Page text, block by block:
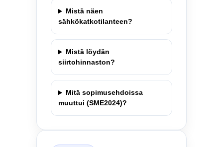
Mistä näen
sähkökatkotilanteen?
Mistä löydän
siirtohinnaston?
Mitä sopimusehdoissa
muuttui (SME2024)?